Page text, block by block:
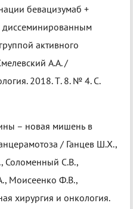
бевацизумаб +
активного
А.А. /
2018. Т. 8. № 4. С.
– новая мишень в
/ Ганцев Ш.Х.,
Соломенный С.В.,
Моисеенко Ф.В.,
хирургия и онкология.